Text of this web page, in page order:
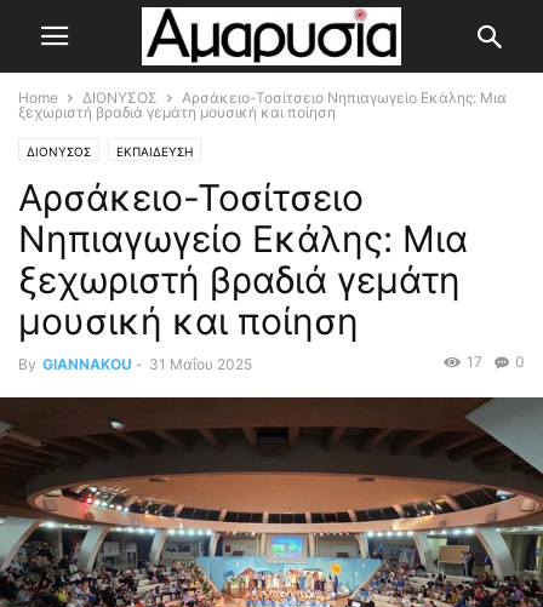
Home ΔΙΟΝΥΣΟΣ
Αρσάκειο-Τοσίτσειο Νηπιαγωγείο Εκάλης: Μια
ξεχωριστή βραδιά γεμάτη μουσική και ποίηση
ΔΙΟΝΥΣΟΣ ΕΚΠΑΙΔΕΥΣΗ
Αρσάκειο-Τοσίτσειο
Νηπιαγωγείο Εκάλης: Μια
ξεχωριστή βραδιά γεμάτη
μουσική και ποίηση
By GIANNAKOU - 31 Μαΐου 2025 0
17